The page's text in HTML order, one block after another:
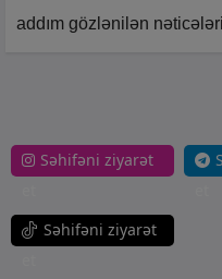
addım gözlənilən
Səhifəni ziyarət
Səhifəni ziyarət